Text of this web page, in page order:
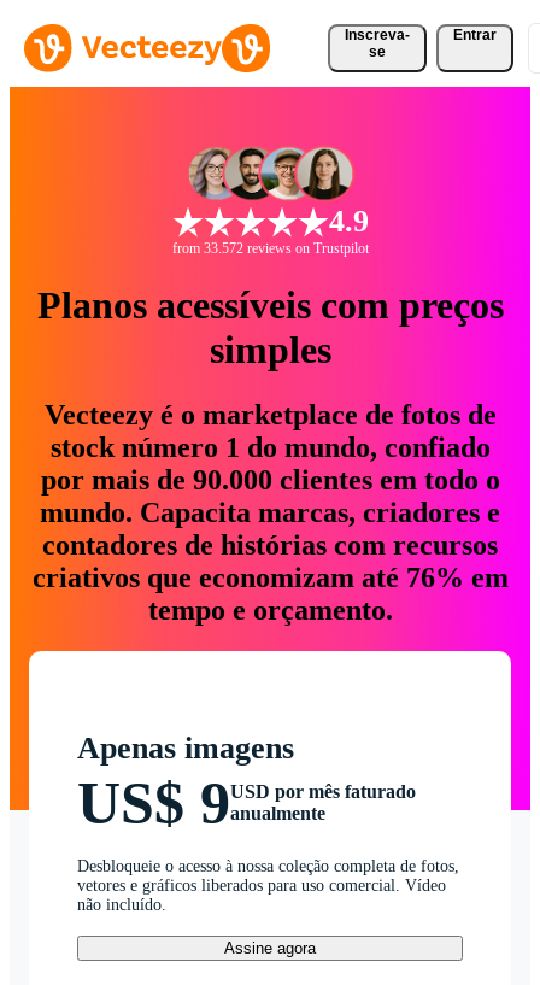
Inscreva-
se
Entrar
4.9
from 33.572 reviews on Trustpilot
Planos acessíveis com preços
simples
Vecteezy é o marketplace de fotos de
stock número 1 do mundo, confiado
por mais de 90.000 clientes em todo o
mundo. Capacita marcas, criadores e
contadores de histórias com recursos
criativos que economizam até 76% em
tempo e orçamento.
Apenas imagens
US$ 9USD por mês faturado
anualmente
Desbloqueie o acesso à nossa coleção completa de fotos,
vetores e gráficos liberados para uso comercial. Vídeo
não incluído.
Assine agora